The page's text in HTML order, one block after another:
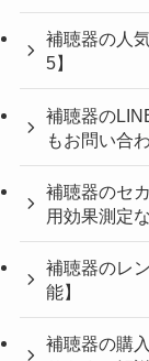
補聴器の人
5】
補聴器の
もお問い合
補聴器のセ
用効果測定
補聴器のレ
能】
補聴器の購